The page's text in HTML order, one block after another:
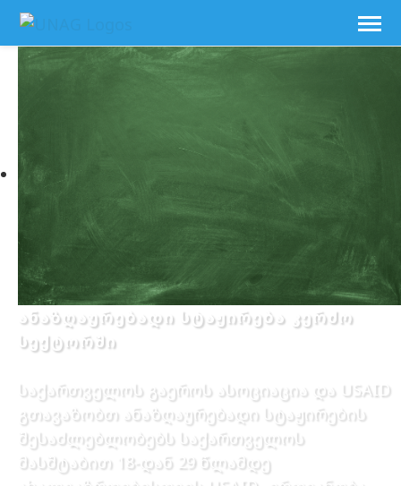
ანაზღაურებადი სტაჟირება კერძო
სექტორში
საქართველოს გაეროს ასოციაცია და USAID
გთავაზობთ ანაზღაურებადი სტაჟირების
შესაძლებლობებს საქართველოს
მასშტაბით 18-დან 29 წლამდე